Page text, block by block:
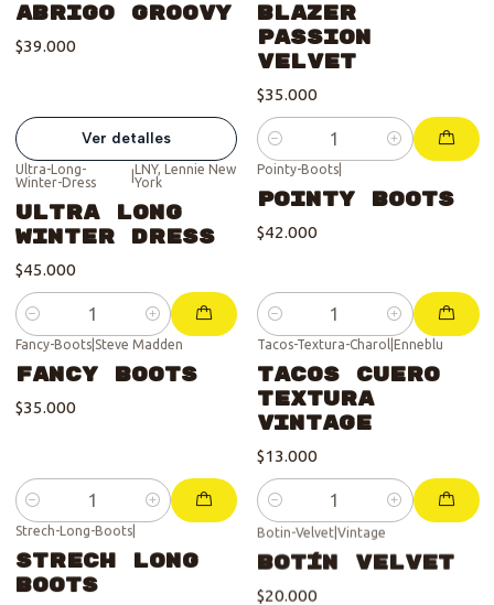
Abrigo Groovy
$39.000
Ver detalles
Blazer
Passion
Velvet
$35.000
Cantidad
Ultra-Long-
Winter-Dress
| LNY, Lennie New
York
Ultra Long
Winter Dress
$45.000
Cantidad
Pointy-Boots
Pointy Boots
$42.000
Cantidad
Fancy-Boots| Steve Madden
Fancy Boots
$35.000
Cantidad
Tacos-Textura-Charol Enneblu
Tacos Cuero
Textura
Vintage
$13.000
Cantidad
Strech-Long-Boots|
Strech Long
Boots
Botin-Velvet|Vintage
Botín Velvet
$20.000